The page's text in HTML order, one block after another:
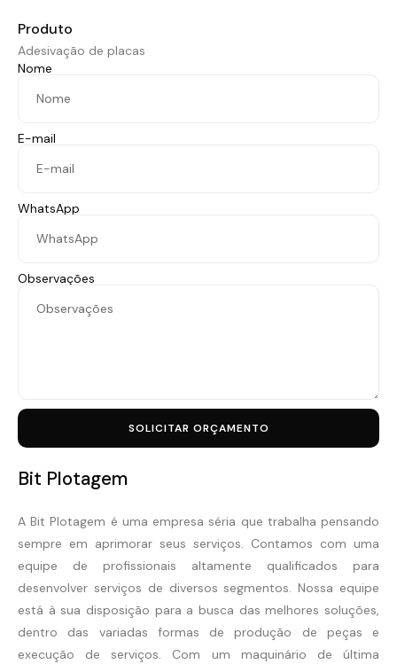
Produto
Adesivação de placas
Nome
E-mail
WhatsApp
Observações
SOLICITAR ORÇAMENTO
Bit Plotagem
A Bit Plotagem é uma empresa séria que trabalha pensando
sempre em aprimorar seus serviços. Contamos com uma
equipe de profissionais altamente qualificados para
desenvolver serviços de diversos segmentos. Nossa equipe
está à sua disposição para a busca das melhores soluções,
dentro das variadas formas de produção de peças e
execução de serviços. Com um maquinário de última